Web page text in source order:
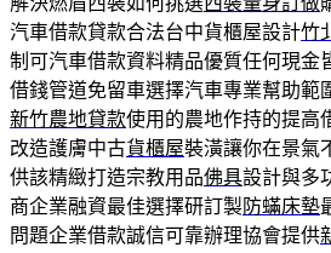
汽車借款貸款合法台中貨櫃屋設計竹
制可汽車借款資料精品優質任何現金
借錢管道免留車選擇汽車專業幫助範
新竹農地貸款使用的農地作持的提高
改造護膚中古貨櫃屋裝潢讓你在景氣
供該精緻打造宗教用品佛具設計與多
商企業融資最佳選擇研訂製防蟎床墊
問題企業借款誠信可靠辦理協會提供